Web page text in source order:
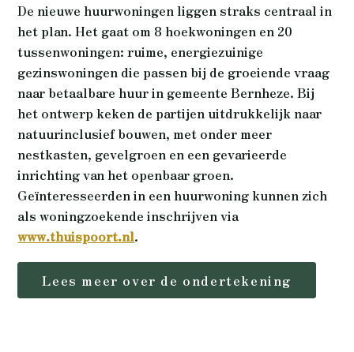
De nieuwe huurwoningen liggen straks centraal in
het plan. Het gaat om 8 hoekwoningen en 20
tussenwoningen: ruime, energiezuinige
gezinswoningen die passen bij de groeiende vraag
naar betaalbare huur in gemeente Bernheze. Bij
het ontwerp keken de partijen uitdrukkelijk naar
natuurinclusief bouwen, met onder meer
nestkasten, gevelgroen en een gevarieerde
inrichting van het openbaar groen.
Geïnteresseerden in een huurwoning kunnen zich
als woningzoekende inschrijven via
www.thuispoort.nl.
Lees meer over de ondertekening